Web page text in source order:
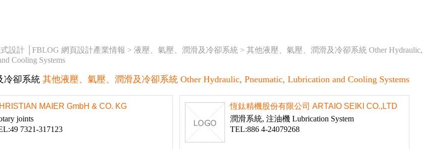
式設計 │FBLOG 網頁設計產業情報 >液壓、氣壓、潤滑及冷卻系統 >其他液壓、氣壓、潤滑及冷卻系統 Other Hydraulic,
Cooling Systems
冷卻系統其他液壓、氣壓、潤滑及冷卻系統 Other Hydraulic, Pneumatic, Lubrication and Cooling Systems
MAIER GmbH & CO. KG
joints
7321-317123
恆鈦精機股份有限公司 ARTAIO SEIKI CO.,LTD
潤滑系統, 注油機 Lubrication System
TEL:886 4-24079268